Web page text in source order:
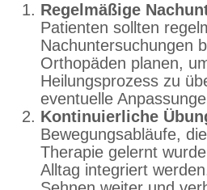
Regelmäßige
Patienten sollten
Nachuntersuchungen
Orthopäden planen,
Heilungsprozess zu
eventuelle
Kontinuierliche
Bewegungsabläufe,
Therapie gelernt
Alltag integriert